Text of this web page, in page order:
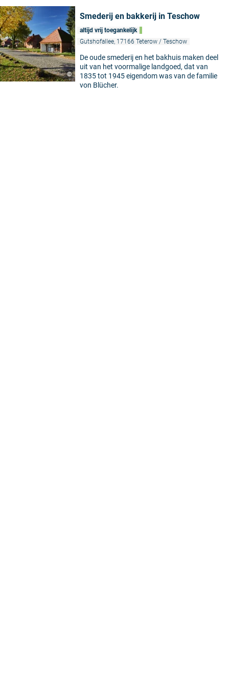
©
Smederij en bakkerij in Teschow
altijd vrij toegankelijk
Gutshofallee, 17166 Teterow / Teschow
De oude smederij en het bakhuis maken deel
uit van het voormalige landgoed, dat van
1835 tot 1945 eigendom was van de familie
von Blücher.